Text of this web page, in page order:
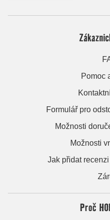
Pomoc
Formulář pro
Možnosti
Možnosti
Jak přidat
Proč